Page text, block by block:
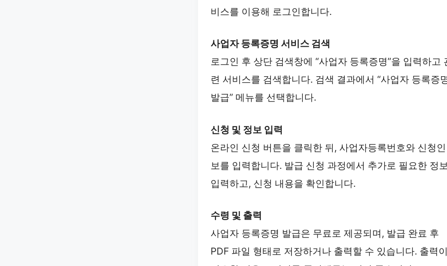
비스를 이용해 로그인합니다.
사업자 등록증명 서비스 검색
로그인 후 상단 검색창에 “사업자 등록증명”을 입력하고
련 서비스를 검색합니다. 검색 결과에서 “사업자 등록증
발급” 메뉴를 선택합니다.
신청 및 정보 입력
온라인 신청 버튼을 클릭한 뒤, 사업자등록번호와 신청인
보를 입력합니다. 발급 신청 과정에서 추가로 필요한 정
입력하고, 신청 내용을 확인합니다.
수령 및 출력
사업자 등록증명 발급은 무료로 제공되며, 발급 완료 후
PDF 파일 형태로 저장하거나 출력할 수 있습니다. 출력이